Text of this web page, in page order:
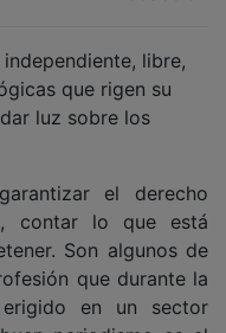
que rigen su
luz sobre los
contar lo que está
Son algunos de
que durante la
en un sector
periodismo es el